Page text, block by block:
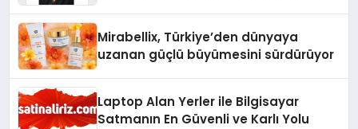
Mirabellix, Türkiye’den dünyaya
uzanan güçlü büyümesini sürdürüyor
Laptop Alan Yerler ile Bilgisayar
Satmanın En Güvenli ve Karlı Yolu